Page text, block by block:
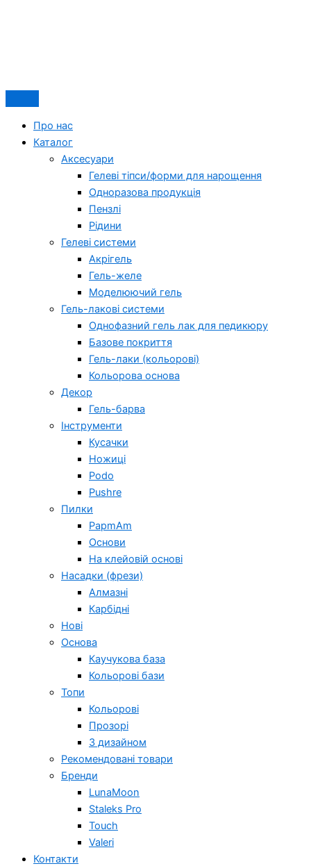
Про нас
Каталог
Аксесуари
Гелеві тіпси/форми для нарощення
Одноразова продукція
Пензлі
Рідини
Гелеві системи
Акрігель
Гель-желе
Моделюючий гель
Гель-лакові системи
Однофазний гель лак для педикюру
Базове покриття
Гель-лаки (кольорові)
Кольорова основа
Декор
Гель-барва
Інструменти
Кусачки
Ножиці
Podo
Pushre
Пилки
PapmAm
Основи
На клейовій основі
Насадки (фрези)
Алмазні
Карбідні
Нові
Основа
Каучукова база
Кольорові бази
Топи
Кольорові
Прозорі
З дизайном
Рекомендовані товари
Бренди
LunaMoon
Staleks Pro
Touch
Valeri
Контакти